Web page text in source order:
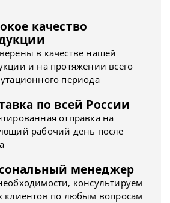
качество
в качестве нашей
и на протяжении всего
периода
по всей России
отправка на
рабочий день после
менеджер
консультируем
клиентов по любым вопросам